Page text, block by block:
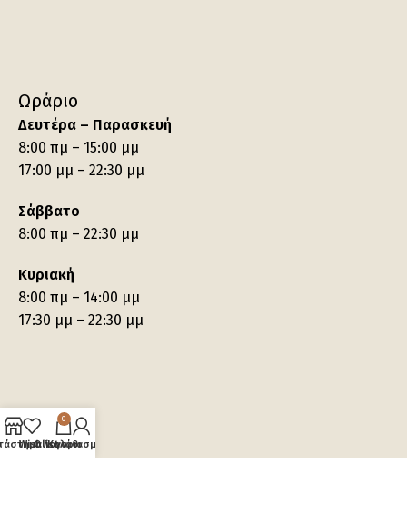
Ωράριο
Δευτέρα – Παρασκευή
8:00 πμ – 15:00 μμ
17:00 μμ – 22:30 μμ
Σάββατο
8:00 πμ – 22:30 μμ
Κυριακή
8:00 πμ – 14:00 μμ
17:30 μμ – 22:30 μμ
Wishlist
0
Καλάθι
Ο λογαριασμός μου